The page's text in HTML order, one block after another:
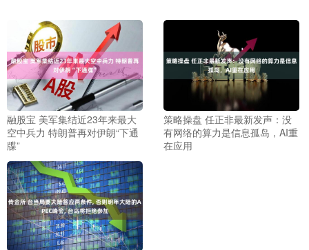
融股宝 美军集结近23年来最大
空中兵力 特朗普再对伊朗“下通
牒”
策略操盘 任正非最新发声：没
有网络的算力是信息孤岛，AI重
在应用